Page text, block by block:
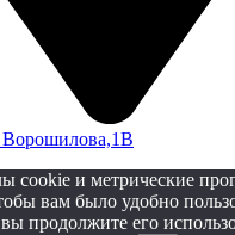
Ворошилова,1В
cookie и метрические
вам было удобно
продолжите его